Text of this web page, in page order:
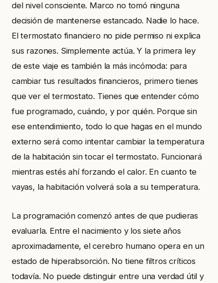
del nivel consciente. Marco no tomó ninguna
decisión de mantenerse estancado. Nadie lo hace.
El termostato financiero no pide permiso ni explica
sus razones. Simplemente actúa. Y la primera ley
de este viaje es también la más incómoda: para
cambiar tus resultados financieros, primero tienes
que ver el termostato. Tienes que entender cómo
fue programado, cuándo, y por quién. Porque sin
ese entendimiento, todo lo que hagas en el mundo
externo será como intentar cambiar la temperatura
de la habitación sin tocar el termostato. Funcionará
mientras estés ahí forzando el calor. En cuanto te
vayas, la habitación volverá sola a su temperatura.
La programación comenzó antes de que pudieras
evaluarla. Entre el nacimiento y los siete años
aproximadamente, el cerebro humano opera en un
estado de hiperabsorción. No tiene filtros críticos
todavía. No puede distinguir entre una verdad útil y